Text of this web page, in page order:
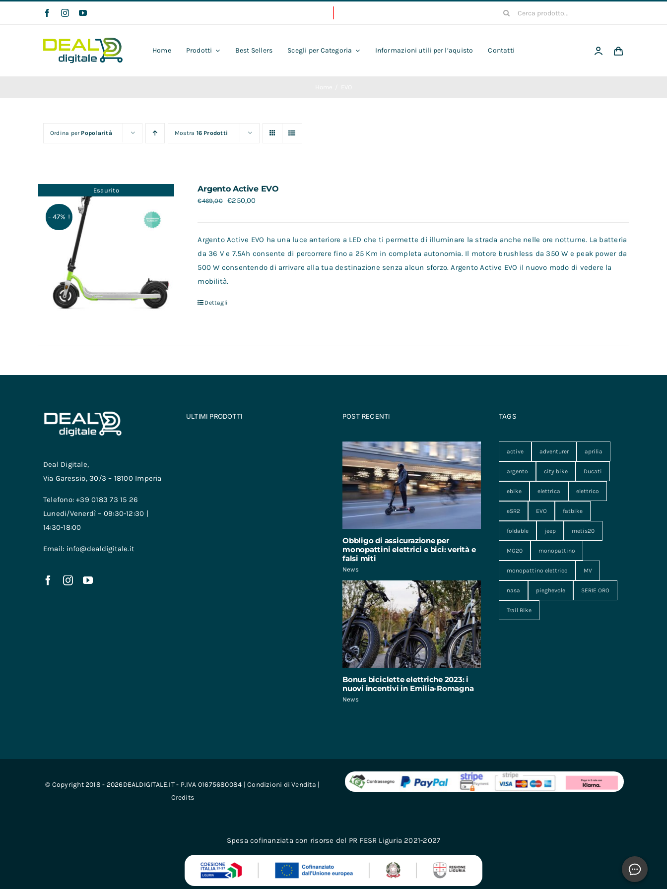
Cerca
Home Prodotti Best Sellers Scegli per Categoria Informazioni utili per l’aquisto Contatti
Ordina per Popolarità Mostra 16 Prodotti
Esaurito
- 47% !
Argento Active EVO
€469,00 €250,00
Argento Active EVO ha una luce anteriore a LED che ti permette di illuminare la strada anche nelle ore notturne. La batteria
da 36 V e 7.5Ah consente di percorrere fino a 25 Km in completa autonomia. Il motore brushless da 350 W e peak power da
500 W consentendo di arrivare alla tua destinazione senza alcun sforzo. Argento Active EVO il nuovo modo di vedere la
mobilità.
Dettagli
Deal Digitale,
Via Garessio, 30/3 – 18100 Imperia
Telefono: +39 0183 73 15 26
Lunedi/Venerdì – 09:30-12:30 |
14:30-18:00
Email: info@dealdigitale.it
ULTIMI PRODOTTI POST RECENTI
Obbligo di assicurazione per
monopattini elettrici e bici: verità e
falsi miti
News
Bonus biciclette elettriche 2023: i
nuovi incentivi in Emilia-Romagna
News
TAGS
active adventurer aprilia
argento city bike Ducati
ebike elettrica elettrico
eSR2 EVO fatbike
foldable jeep metis20
MG20 monopattino
monopattino elettrico MV
nasa pieghevole SERIE ORO
Trail Bike
© Copyright 2018 - 2026DEALDIGITALE.IT - P.IVA 01675680084 |Condizioni di Vendita |
Credits
Spesa cofinanziata con risorse del PR FESR Liguria 2021-2027